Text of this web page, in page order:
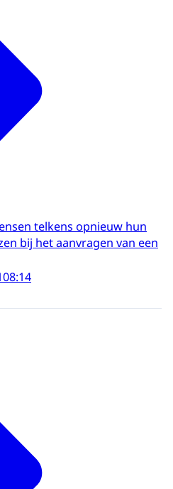
telkens opnieuw hun
bij het aanvragen van een
08:14